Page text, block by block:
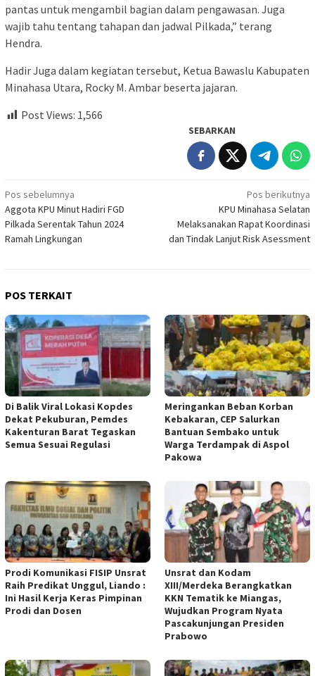
pantas untuk mengambil bagian dalam pengawasan. Juga
wajib tahu tentang tahapan dan jadwal Pilkada,” terang
Hendra.
Hadir Juga dalam kegiatan tersebut, Ketua Bawaslu Kabupaten
Minahasa Utara, Rocky M. Ambar beserta jajaran.
Post Views: 1,566
SEBARKAN
Navigasi
pos
Pos sebelumnya
Aggota KPU Minut Hadiri FGD
Pilkada Serentak Tahun 2024
Ramah Lingkungan
Pos berikutnya
KPU Minahasa Selatan
Melaksanakan Rapat Koordinasi
dan Tindak Lanjut Risk Asessment
POS TERKAIT
Di Balik Viral Lokasi Kopdes
Dekat Pekuburan, Pemdes
Kakenturan Barat Tegaskan
Semua Sesuai Regulasi
Meringankan Beban Korban
Kebakaran, CEP Salurkan
Bantuan Sembako untuk
Warga Terdampak di Aspol
Pakowa
Prodi Komunikasi FISIP Unsrat
Raih Predikat Unggul, Liando :
Ini Hasil Kerja Keras Pimpinan
Prodi dan Dosen
Unsrat dan Kodam
XIII/Merdeka Berangkatkan
KKN Tematik ke Miangas,
Wujudkan Program Nyata
Pascakunjungan Presiden
Prabowo